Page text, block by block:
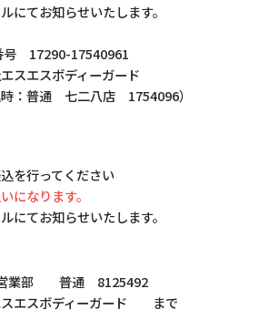
にてお知らせいたします。
号 17290-17540961
スエスボディーガード
時：普通 七二八店 1754096）
を行ってください
になります。
にてお知らせいたします。
業部 普通 8125492
エスボディーガード まで